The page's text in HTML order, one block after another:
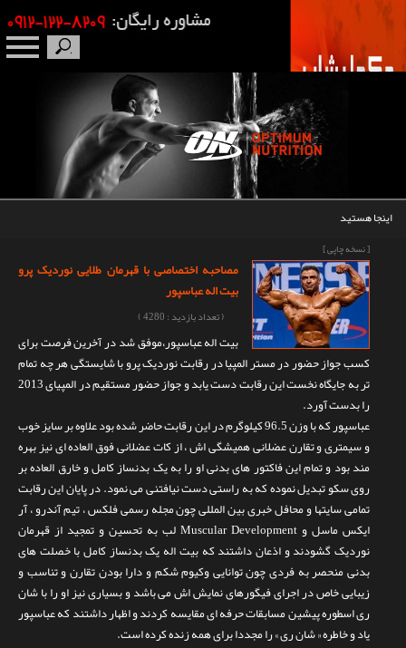
محصولات
تماس با ما
اینجا هستید
[ نسخه چاپی ]
مصاحبه اختصاصی با قهرمان طلایی نوردیک پرو
بیت اله عباسپور
( تعداد بازدید : 4280 )
بیت اله عباسپور،موفق شد در آخرین فرصت برای
کسب جواز حضور در مستر المپیا در رقابت نوردیک پرو با شایستگی هر چه تمام
تر به جایگاه نخست این رقابت دست یابد و جواز حضور مستقیم در المپیای 2013
را بدست آورد.
عباسپور که با وزن 96.5 کیلوگرم در این رقابت حاضر شده بود علاوه بر سایز خوب
و سیمتری و تقارن عضلانی همیشگی اش ، از کات عضلانی فوق العاده ای نیز بهره
مند بود و تمام این فاکتور های بدنی او را به یک بدنساز کامل و خارق العاده بر
روی سکو تبدیل نموده که به راستی دست نیافتنی می نمود. در پایان این رقابت
تمامی سایتها و محافل خبری بین المللی چون مجله رسمی فلکس ، تیم آندرو ، آر
ایکس ماسل و Muscular Development لب به تحسین و تمجید از قهرمان
نوردیک گشودند و اذعان داشتند که بیت اله یک بدنساز کامل با خصلت های
بدنی منحصر به فردی چون توانایی وکیوم شکم و دارا بودن تقارن و تناسب و
زیبایی خاص در اجرای فیگورهای نمایش اش می باشد و بسیاری نیز او را با شان
ری اسطوره پیشین مسابقات حرفه ای مقایسه کردند و اظهار داشتند که عباسپور
یاد و خاطره « شان ری » را مجددا برای همه زنده کرده است.